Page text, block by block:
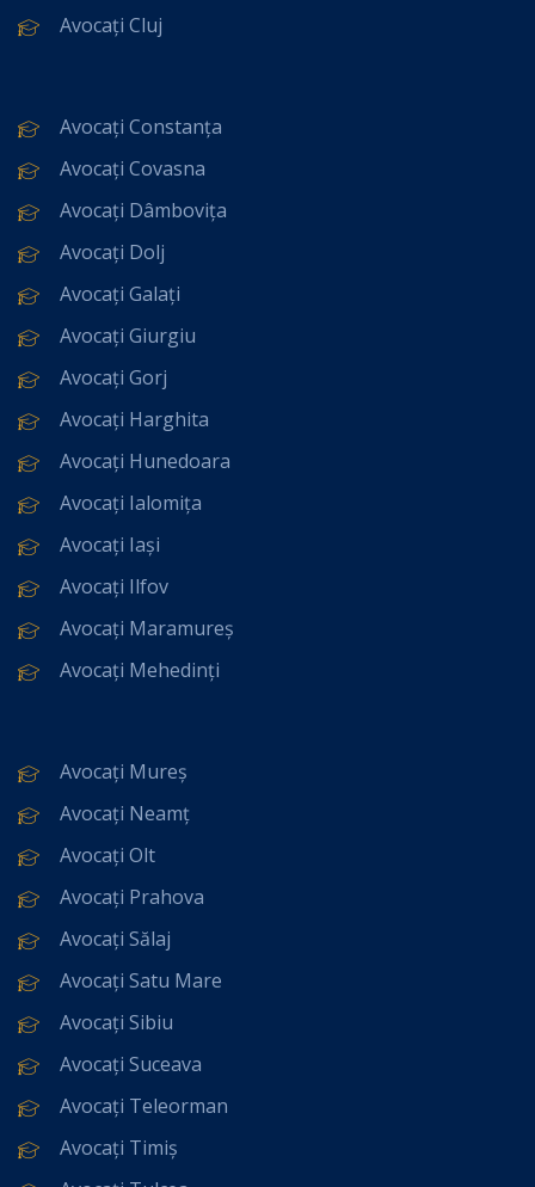
Avocați Cluj
Avocați Constanța
Avocați Covasna
Avocați Dâmbovița
Avocați Dolj
Avocați Galați
Avocați Giurgiu
Avocați Gorj
Avocați Harghita
Avocați Hunedoara
Avocați Ialomița
Avocați Iași
Avocați Ilfov
Avocați Maramureș
Avocați Mehedinți
Avocați Mureș
Avocați Neamț
Avocați Olt
Avocați Prahova
Avocați Sălaj
Avocați Satu Mare
Avocați Sibiu
Avocați Suceava
Avocați Teleorman
Avocați Timiș